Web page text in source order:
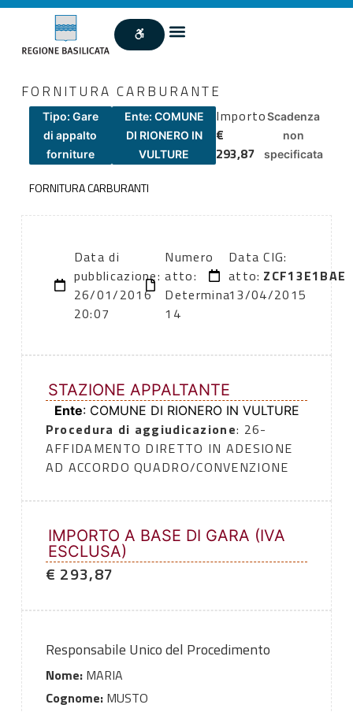
FORNITURA CARBURANTE
Tipo: Gare
di appalto
forniture
Ente: COMUNE
DI RIONERO IN
VULTURE
Importo
€
293,87
Scadenza
non
specificata
FORNITURA CARBURANTI
Data di
pubblicazione:
26/01/2016
20:07
Numero
atto:
Determina
14
Data
atto:
13/04/2015
CIG:
ZCF13E1BAE
STAZIONE APPALTANTE
Ente: COMUNE DI RIONERO IN VULTURE
Procedura di aggiudicazione: 26-
AFFIDAMENTO DIRETTO IN ADESIONE
AD ACCORDO QUADRO/CONVENZIONE
IMPORTO A BASE DI GARA (IVA
ESCLUSA)
€ 293,87
Responsabile Unico del Procedimento
Nome:MARIA
Cognome:MUSTO